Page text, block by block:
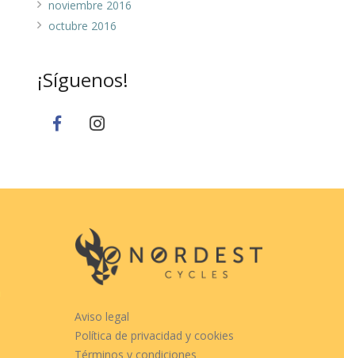
noviembre 2016
octubre 2016
¡Síguenos!
Aviso legal
Política de privacidad y cookies
Términos y condiciones